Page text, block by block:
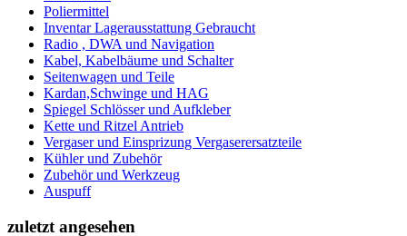
Poliermittel
Inventar Lagerausstattung Gebraucht
Radio , DWA und Navigation
Kabel, Kabelbäume und Schalter
Seitenwagen und Teile
Kardan,Schwinge und HAG
Spiegel Schlösser und Aufkleber
Kette und Ritzel Antrieb
Vergaser und Einsprizung Vergaserersatzteile
Kühler und Zubehör
Zubehör und Werkzeug
Auspuff
zuletzt angesehen